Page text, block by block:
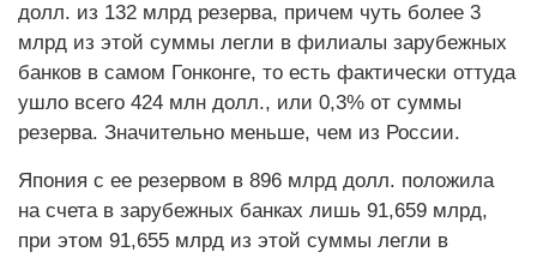
долл. из 132 млрд резерва, причем чуть более 3
млрд из этой суммы легли в филиалы зарубежных
банков в самом Гонконге, то есть фактически оттуда
ушло всего 424 млн долл., или 0,3% от суммы
резерва. Значительно меньше, чем из России.
Япония с ее резервом в 896 млрд долл. положила
на счета в зарубежных банках лишь 91,659 млрд,
при этом 91,655 млрд из этой суммы легли в